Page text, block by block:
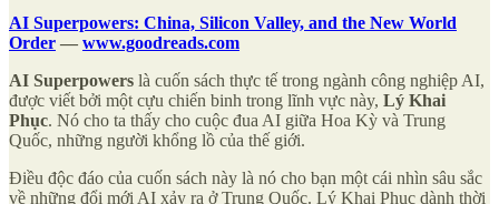
AI Superpowers: China, Silicon Valley, and the New World
Order — www.goodreads.com
AI Superpowers là cuốn sách thực tế trong ngành công nghiệp AI,
được viết bởi một cựu chiến binh trong lĩnh vực này, Lý Khai
Phục. Nó cho ta thấy cho cuộc đua AI giữa Hoa Kỳ và Trung
Quốc, những người khổng lồ của thế giới.
Điều độc đáo của cuốn sách này là nó cho bạn một cái nhìn sâu sắc
về những đổi mới AI xảy ra ở Trung Quốc. Lý Khai Phục dành thời